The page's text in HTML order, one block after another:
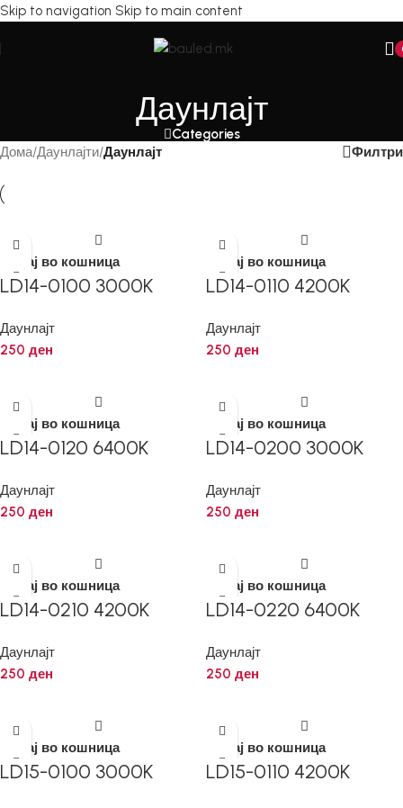
Skip to navigation Skip to main content
Даунлајт
Categories
Дома/Даунлајти/Даунлајт Филтри
Додај во кошница
LD14-0100 3000K
Даунлајт
250 ден
Додај во кошница
LD14-0110 4200K
Даунлајт
250 ден
Додај во кошница
LD14-0120 6400K
Даунлајт
250 ден
Додај во кошница
LD14-0200 3000K
Даунлајт
250 ден
Додај во кошница
LD14-0210 4200K
Даунлајт
250 ден
Додај во кошница
LD14-0220 6400K
Даунлајт
250 ден
Додај во кошница
LD15-0100 3000K
Додај во кошница
LD15-0110 4200K